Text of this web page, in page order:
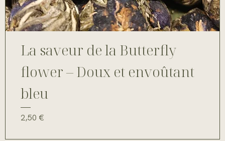
La saveur de la Butterfly
flower – Doux et envoûtant
bleu
Prix
2,50 €